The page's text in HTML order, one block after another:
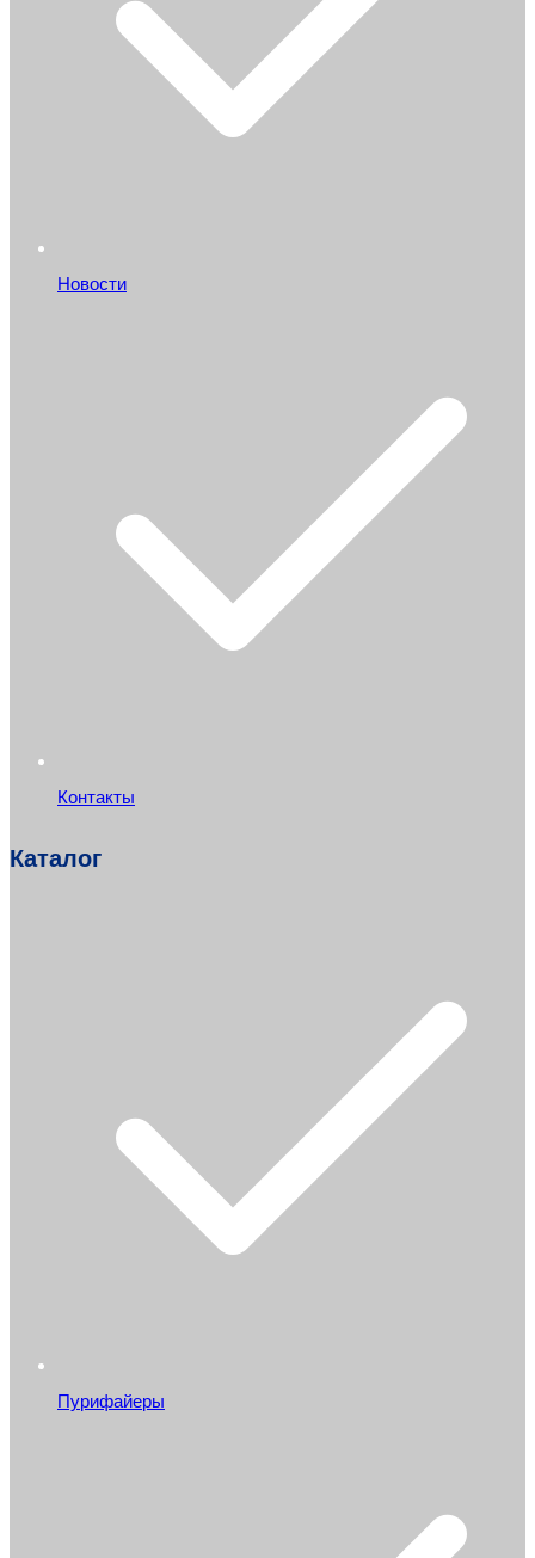
Новости
Контакты
Каталог
Пурифайеры